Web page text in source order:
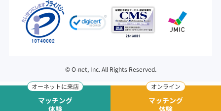
マッチング
体験
マッチング
体験
©O-net, Inc. All Rights Reserved.